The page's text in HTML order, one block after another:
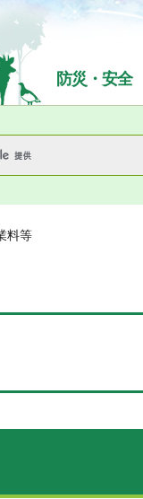
Prefecture
防災・安全
料等